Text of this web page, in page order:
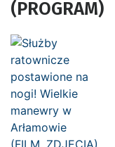
(PROGRAM)